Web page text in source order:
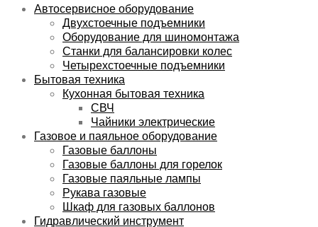
Автосервисное оборудование
Двухстоечные подъемники
Оборудование для шиномонтажа
Станки для балансировки колес
Четырехстоечные подъемники
Бытовая техника
Кухонная бытовая техника
СВЧ
Чайники электрические
Газовое и паяльное оборудование
Газовые баллоны
Газовые баллоны для горелок
Газовые паяльные лампы
Рукава газовые
Шкаф для газовых баллонов
Гидравлический инструмент